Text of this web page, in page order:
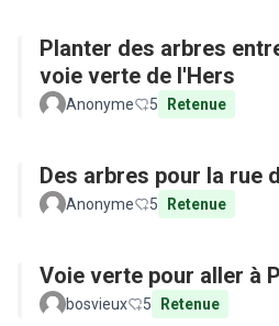
Planter des arbres
voie verte de l'Hers
Anonyme 5 Retenue
Des arbres pour la rue
Anonyme 5 Retenue
Voie verte pour aller à
bosvieux 5 Retenue